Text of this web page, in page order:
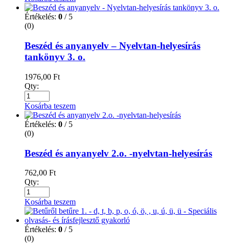
Értékelés: 0 / 5
(0)
Beszéd és anyanyelv – Nyelvtan-helyesírás
tankönyv 3. o.
1976,00 Ft
Qty:
Kosárba teszem
Értékelés: 0 / 5
(0)
Beszéd és anyanyelv 2.o. -nyelvtan-helyesírás
762,00 Ft
Qty:
Kosárba teszem
Értékelés: 0 / 5
(0)